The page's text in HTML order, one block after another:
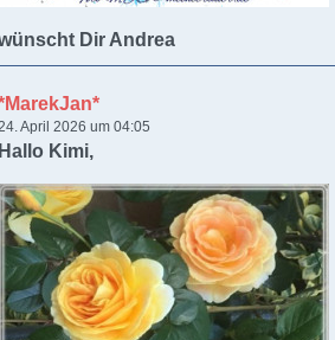
Dir Andrea
April 2026 um 04:05
Hallo Kimi,